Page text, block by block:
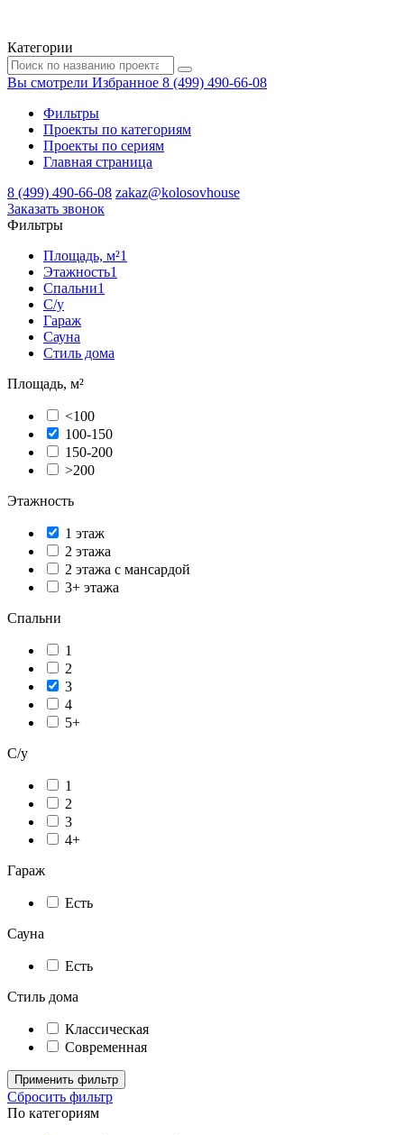
Категории
Вы смотрели Избранное 8 (499) 490-66-08
Фильтры
Проекты по категориям
Проекты по сериям
Главная страница
8 (499) 490-66-08 zakaz@kolosovhouse
3аказать звонок
Фильтры
Площадь, м²1
Этажность1
Спальни1
С/у
Гараж
Сауна
Стиль дома
Площадь, м²
<100
100-150
150-200
>200
Этажность
1 этаж
2 этажа
2 этажа с мансардой
3+ этажа
Спальни
1
2
3
4
5+
С/у
1
2
3
4+
Гараж
Есть
Сауна
Есть
Стиль дома
Классическая
Современная
Применить фильтр
Сбросить фильтр
По категориям